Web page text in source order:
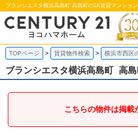
ブランシエスタ横浜高島町 高島町の1K賃貸マンショ
TOPページ 賃貸物件検索 横浜市西区
ブランシエスタ横浜高島町 高
こちらの物件は掲載